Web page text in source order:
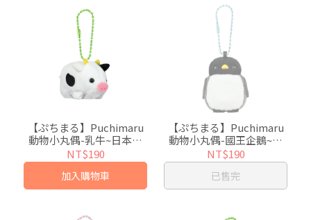
【ぷちまる】Puchimaru
動物小丸偶-乳牛~日本超
人氣絨毛小吊飾
NT$190
加入購物車
【ぷちまる】Puchimaru
動物小丸偶-國王企鵝~日
本超人氣絨毛小吊飾
NT$190
已售完